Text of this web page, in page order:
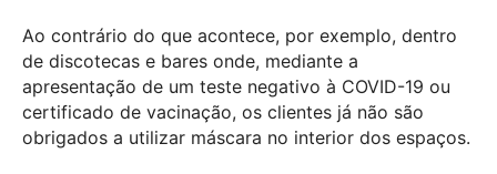
Ao contrário do que acontece, por exemplo, dentro
de discotecas e bares onde, mediante a
apresentação de um teste negativo à COVID-19 ou
certificado de vacinação, os clientes já não são
obrigados a utilizar máscara no interior dos espaços.